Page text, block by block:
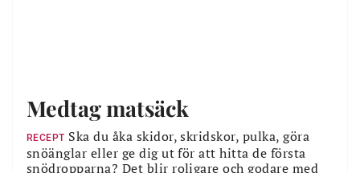
Medtag matsäck
RECEPT Ska du åka skidor, skridskor, pulka, göra
snöänglar eller ge dig ut för att hitta de första
snödropparna? Det blir roligare och godare med